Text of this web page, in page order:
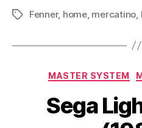
Tag Fenner, home, mercatino,
MASTER SYSTEM
Sega